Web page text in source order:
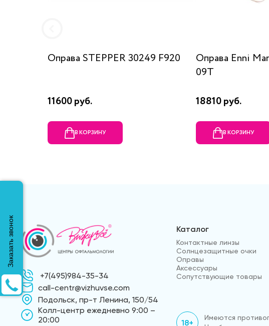
Оправа STEPPER 30249 F920
11600 руб.
В КОРЗИНУ
Оправа Enni
09T
18810 руб.
В КОРЗИНУ
+7(495)984-35-34
call-centr@vizhuvse.com
Подольск, пр-т Ленина, 150/54
Kолл-центр ежедневно 9:00 –
20:00
Каталог
Контактные линзы
Солнцезащитные очки
Оправы
Аксессуары
Сопутствующие товары
18+
Имеются
Заказать звонок